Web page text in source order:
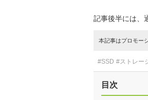
記事後半には、
本記事はプロモー
#SSD #ストレー
目次